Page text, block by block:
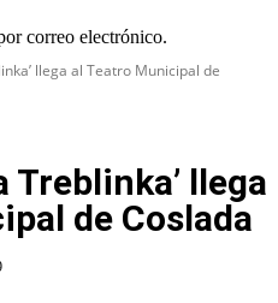
correo electrónico.
llega al Teatro Municipal de
Treblinka’ llega
de Coslada